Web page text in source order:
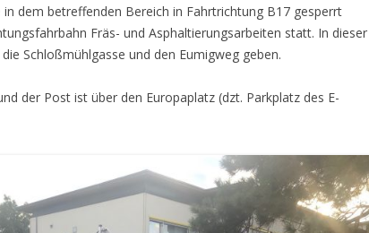
dem betreffenden Bereich in Fahrtrichtung B17 gesperrt
Fräs- und Asphaltierungsarbeiten statt. In dieser
Schloßmühlgasse und den Eumigweg geben.
der Post ist über den Europaplatz (dzt. Parkplatz des E-